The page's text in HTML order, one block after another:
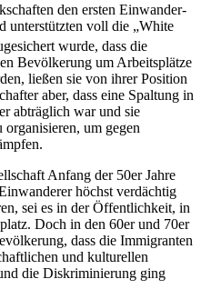
den ersten Einwander-
unterstützten voll die „White
wurde, dass die
Bevölkerung um Arbeitsplätze
ließen sie von ihrer Position
aber, dass eine Spaltung in
abträglich war und sie
um gegen
Anfang der 50er Jahre
höchst verdächtig
sei es in der Öffentlichkeit, in
Doch in den 60er und 70er
dass die Immigranten
und kulturellen
die Diskriminierung ging